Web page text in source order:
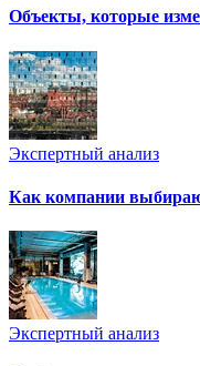
Объекты, которые
Экспертный анализ
Как компании
Экспертный анализ